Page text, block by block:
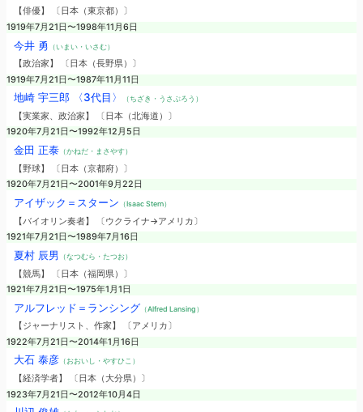
【俳優】 〔日本（東京都）〕
1919年7月21日〜1998年11月6日
今井 勇 （いまい・いさむ）
【政治家】 〔日本（長野県）〕
1919年7月21日〜1987年11月11日
地崎 宇三郎 〈3代目〉 （ちざき・うさぶろう）
【実業家、政治家】 〔日本（北海道）〕
1920年7月21日〜1992年12月5日
金田 正泰（かねだ・まさやす）
【野球】 〔日本（京都府）〕
1920年7月21日〜2001年9月22日
アイザック＝スターン （Isaac Stern）
【バイオリン奏者】 〔ウクライナ→アメリカ〕
1921年7月21日〜1989年7月16日
夏村 辰男 （なつむら・たつお）
【競馬】 〔日本（福岡県）〕
1921年7月21日〜1975年1月1日
アルフレッド＝ランシング （Alfred Lansing）
【ジャーナリスト、作家】 〔アメリカ〕
1922年7月21日〜2014年1月16日
大石 泰彦（おおいし・やすひこ）
【経済学者】 〔日本（大分県）〕
1923年7月21日〜2012年10月4日